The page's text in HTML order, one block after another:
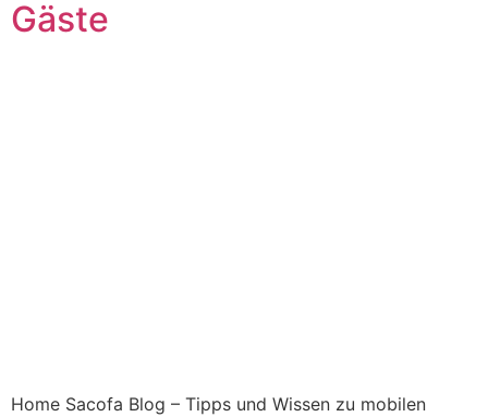
Gäste
Home Sacofa Blog – Tipps und Wissen zu mobilen